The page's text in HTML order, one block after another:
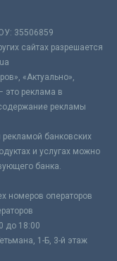
35506859
сайтах разрешается
«Актуально»,
это реклама в
рекламы
банковских
и услугах можно
банка.
номеров операторов
до 18:00
1-Б, 3-й этаж